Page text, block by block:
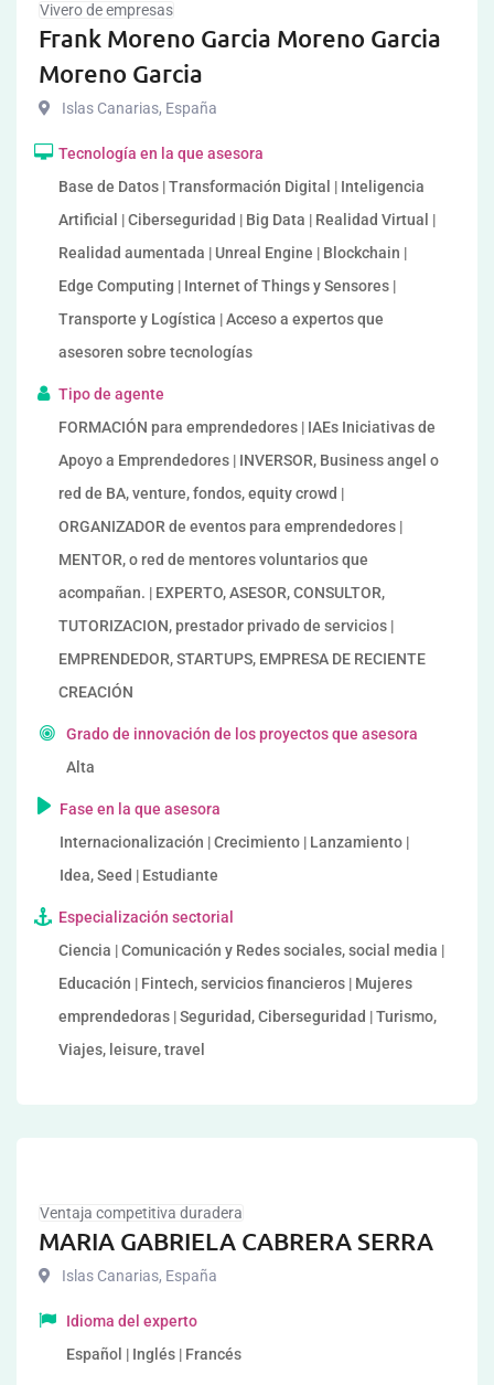
Vivero de empresas
Frank Moreno Garcia Moreno Garcia
Moreno Garcia
Islas Canarias, España
Tecnología en la que asesora
Base de Datos | Transformación Digital | Inteligencia
Artificial | Ciberseguridad | Big Data | Realidad Virtual |
Realidad aumentada | Unreal Engine | Blockchain |
Edge Computing | Internet of Things y Sensores |
Transporte y Logística | Acceso a expertos que
asesoren sobre tecnologías
Tipo de agente
FORMACIÓN para emprendedores | IAEs Iniciativas de
Apoyo a Emprendedores | INVERSOR, Business angel o
red de BA, venture, fondos, equity crowd |
ORGANIZADOR de eventos para emprendedores |
MENTOR, o red de mentores voluntarios que
acompañan. | EXPERTO, ASESOR, CONSULTOR,
TUTORIZACION, prestador privado de servicios |
EMPRENDEDOR, STARTUPS, EMPRESA DE RECIENTE
CREACIÓN
Grado de innovación de los proyectos que asesora
Alta
Fase en la que asesora
Internacionalización | Crecimiento | Lanzamiento |
Idea, Seed | Estudiante
Especialización sectorial
Ciencia | Comunicación y Redes sociales, social media |
Educación | Fintech, servicios financieros | Mujeres
emprendedoras | Seguridad, Ciberseguridad | Turismo,
Viajes, leisure, travel
Ventaja competitiva duradera
MARIA GABRIELA CABRERA SERRA
Islas Canarias, España
Idioma del experto
Español | Inglés | Francés